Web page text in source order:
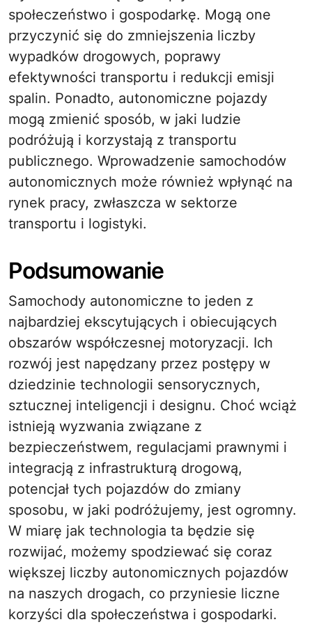
społeczeństwo i gospodarkę. Mogą one
przyczynić się do zmniejszenia liczby
wypadków drogowych, poprawy
efektywności transportu i redukcji emisji
spalin. Ponadto, autonomiczne pojazdy
mogą zmienić sposób, w jaki ludzie
podróżują i korzystają z transportu
publicznego. Wprowadzenie samochodów
autonomicznych może również wpłynąć na
rynek pracy, zwłaszcza w sektorze
transportu i logistyki.
Podsumowanie
Samochody autonomiczne to jeden z
najbardziej ekscytujących i obiecujących
obszarów współczesnej motoryzacji. Ich
rozwój jest napędzany przez postępy w
dziedzinie technologii sensorycznych,
sztucznej inteligencji i designu. Choć wciąż
istnieją wyzwania związane z
bezpieczeństwem, regulacjami prawnymi i
integracją z infrastrukturą drogową,
potencjał tych pojazdów do zmiany
sposobu, w jaki podróżujemy, jest ogromny.
W miarę jak technologia ta będzie się
rozwijać, możemy spodziewać się coraz
większej liczby autonomicznych pojazdów
na naszych drogach, co przyniesie liczne
korzyści dla społeczeństwa i gospodarki.